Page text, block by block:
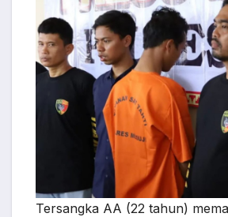
Tersangka AA (22 tahun)